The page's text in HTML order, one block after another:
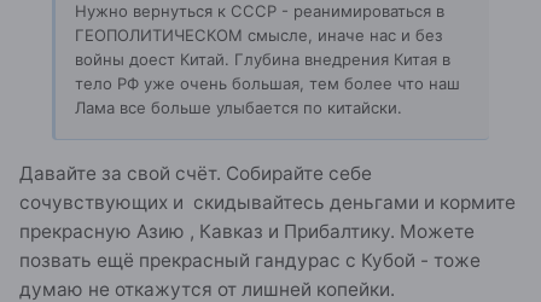
Нужно вернуться к СССР - реанимироваться в
ГЕОПОЛИТИЧЕСКОМ смысле, иначе нас и без
войны доест Китай. Глубина внедрения Китая в
тело РФ уже очень большая, тем более что наш
Лама все больше улыбается по китайски.
Давайте за свой счёт. Собирайте себе
сочувствующих и скидывайтесь деньгами и кормите
прекрасную Азию , Кавказ и Прибалтику. Можете
позвать ещё прекрасный гандурас с Кубой - тоже
думаю не откажутся от лишней копейки.